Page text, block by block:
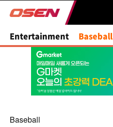
Entertainment Baseball
Baseball